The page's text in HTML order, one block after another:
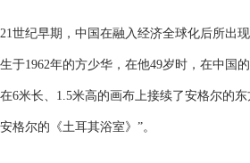
21世纪早期，中国在融入经济全球化后所出
生于1962年的方少华，在他49岁时，在中国
在6米长、1.5米高的画布上接续了安格尔的
安格尔的《土耳其浴室》”。